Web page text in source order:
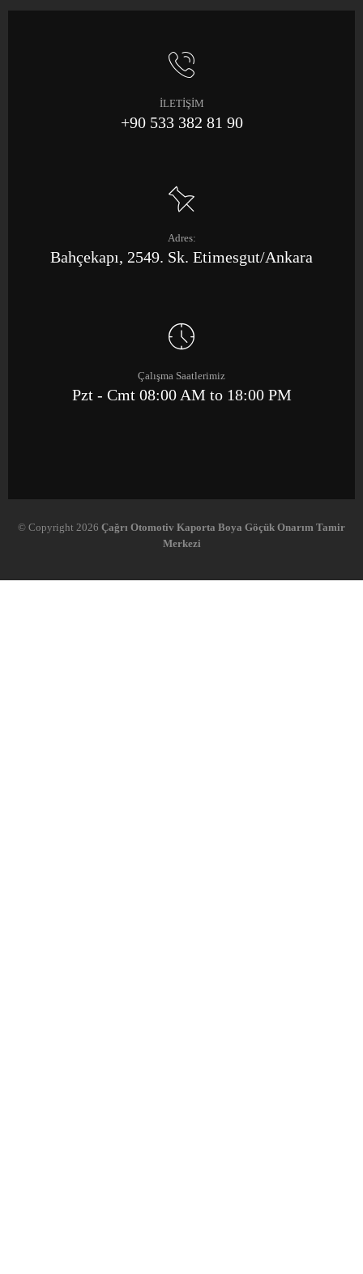
İLETİŞİM
+90 533 382 81 90
Adres:
Bahçekapı, 2549. Sk. Etimesgut/Ankara
Çalışma Saatlerimiz
Pzt - Cmt 08:00 AM to 18:00 PM
© Copyright 2026 Çağrı Otomotiv Kaporta Boya Göçük Onarım Tamir
Merkezi